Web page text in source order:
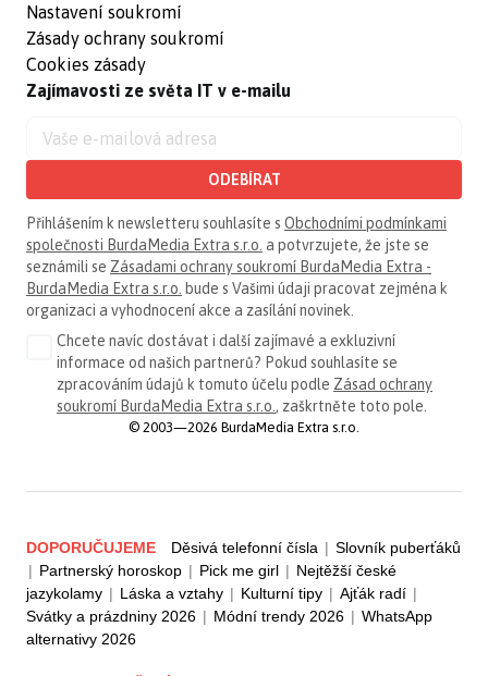
Nastavení soukromí
Zásady ochrany soukromí
Cookies zásady
Zajímavosti ze světa IT v e-mailu
ODEBÍRAT
Přihlášením k newsletteru souhlasíte s Obchodními podmínkami
společnosti BurdaMedia Extra s.r.o. a potvrzujete, že jste se
seznámili se Zásadami ochrany soukromí BurdaMedia Extra -
BurdaMedia Extra s.r.o. bude s Vašimi údaji pracovat zejména k
organizaci a vyhodnocení akce a zasílání novinek.
Chcete navíc dostávat i další zajímavé a exkluzivní
informace od našich partnerů? Pokud souhlasíte se
zpracováním údajů k tomuto účelu podle Zásad ochrany
soukromí BurdaMedia Extra s.r.o. , zaškrtněte toto pole.
© 2003—2026 BurdaMedia Extra s.r.o.
DOPORUČUJEME Děsivá telefonní čísla | Slovník puberťáků
| Partnerský horoskop | Pick me girl | Nejtěžší české
jazykolamy | Láska a vztahy | Kulturní tipy | Ajťák radí |
Svátky a prázdniny 2026 | Módní trendy 2026 | WhatsApp
alternativy 2026